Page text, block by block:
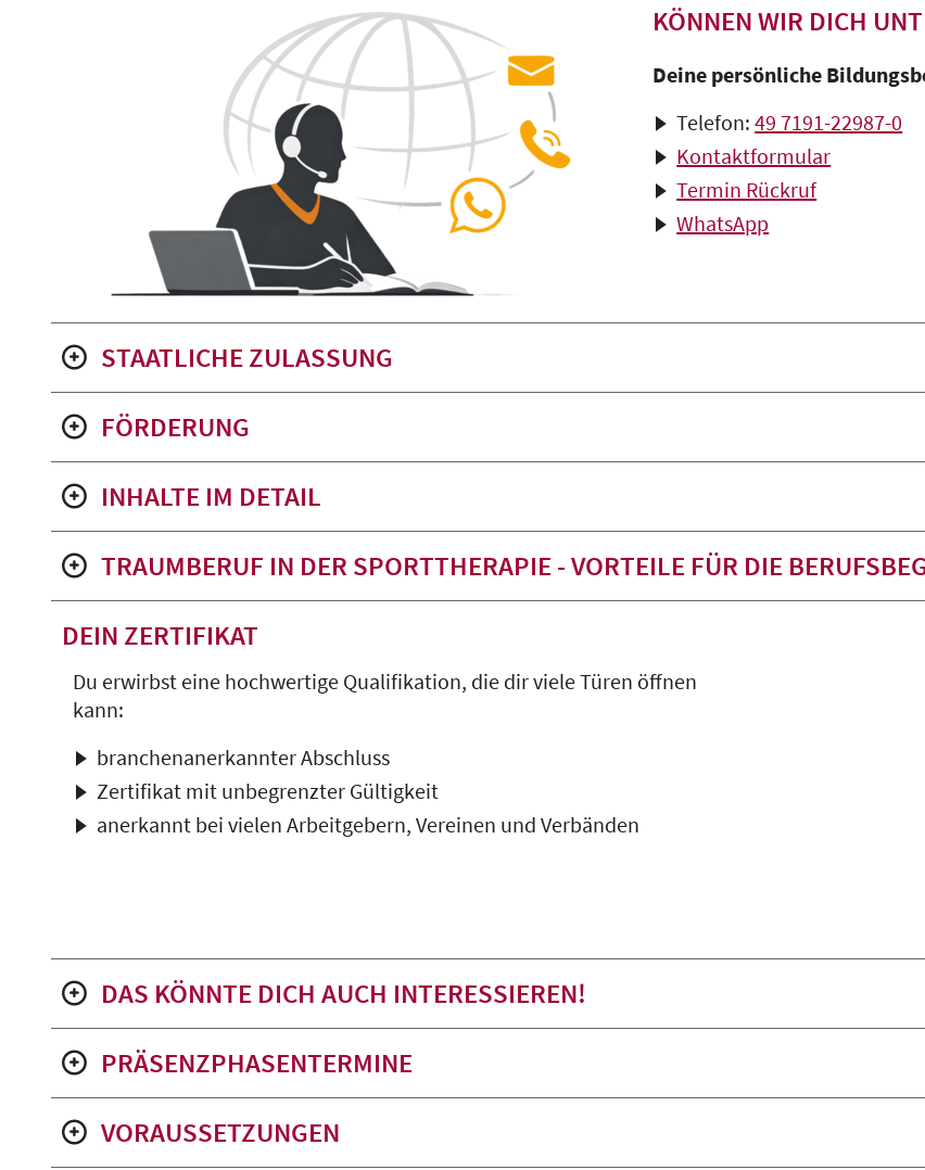
KÖNNEN WIR DICH
Deine persönliche
Telefon:49 7191-22987-0
Kontaktformular
Termin Rückruf
WhatsApp
STAATLICHE ZULASSUNG
FÖRDERUNG
INHALTE IM DETAIL
TRAUMBERUF IN DER SPORTTHERAPIE - VORTEILE FÜR DIE
DEIN ZERTIFIKAT
Du erwirbst eine hochwertige Qualifikation, die dir viele Türen öffnen
kann:
branchenanerkannter Abschluss
Zertifikat mit unbegrenzter Gültigkeit
anerkannt bei vielen Arbeitgebern, Vereinen und Verbänden
DAS KÖNNTE DICH AUCH INTERESSIEREN!
PRÄSENZPHASENTERMINE
VORAUSSETZUNGEN